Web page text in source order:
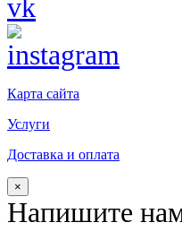
Карта сайта
Услуги
Доставка и оплата
×
Напишите